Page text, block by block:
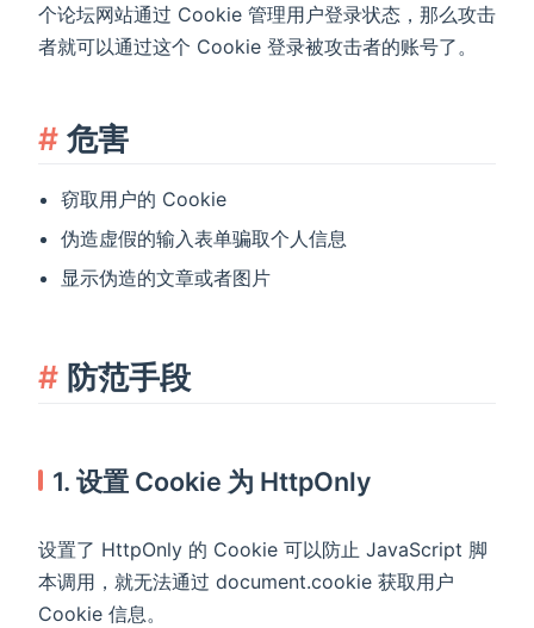
个论坛网站通过 Cookie 管理用户登录状态，那么攻击
者就可以通过这个 Cookie 登录被攻击者的账号了。
危害
窃取用户的 Cookie
伪造虚假的输入表单骗取个人信息
显示伪造的文章或者图片
防范手段
1. 设置 Cookie 为 HttpOnly
设置了 HttpOnly 的 Cookie 可以防止 JavaScript 脚
本调用，就无法通过 document.cookie 获取用户
Cookie 信息。